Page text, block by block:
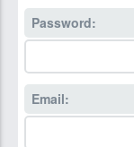
Password:
Email: